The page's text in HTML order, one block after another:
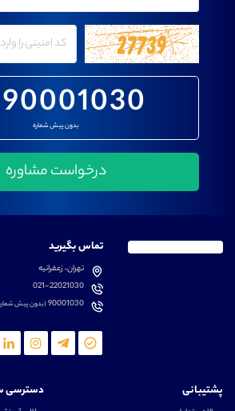
90001030
بدون پیش شماره
تماس بگیرید
تهران، زعفرانیه
021-22021030
90001030(بدون پیش
پشتیبانی دسترسی